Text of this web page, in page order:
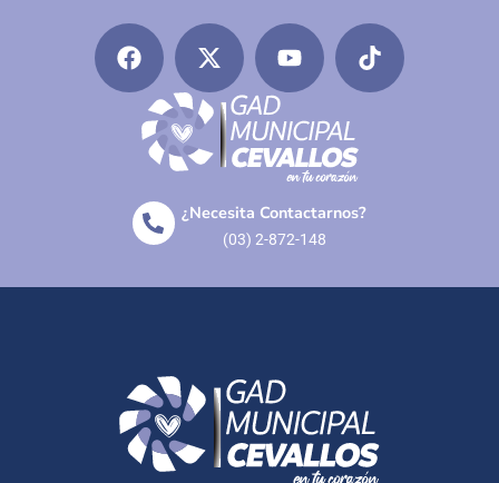
¿Necesita Contactarnos?
(03) 2-872-148